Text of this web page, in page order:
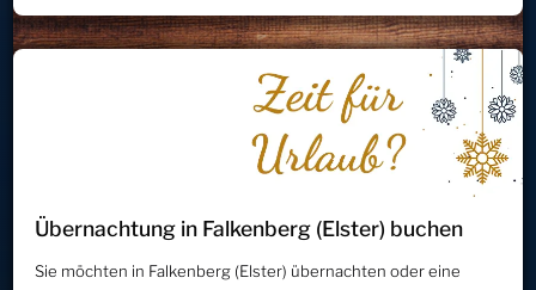
Übernachtung in Falkenberg (Elster) buchen
Sie möchten in Falkenberg (Elster) übernachten oder eine